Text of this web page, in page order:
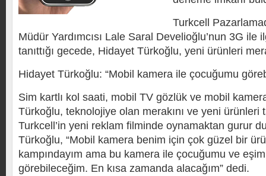
Turkcell
Müdür Yardımcısı Lale Saral Develioğlu’nun 3G ile
tanıttığı gecede, Hidayet Türkoğlu, yeni ürünleri
Hidayet Türkoğlu: “Mobil kamera ile çocuğumu
Sim kartlı kol saati, mobil TV gözlük ve mobil
Türkoğlu, teknolojiye olan merakını ve yeni ürünleri
Turkcell’in yeni reklam filminde oynamaktan gurur
Türkoğlu, “Mobil kamera benim için çok güzel bir
kampındayım ama bu kamera ile çocuğumu ve
görebileceğim. En kısa zamanda alacağım” dedi.